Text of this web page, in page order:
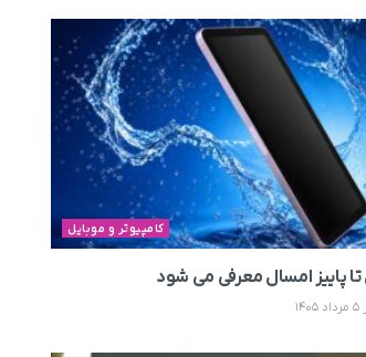
کامپیوتر و موبایل
پاییز امسال معرفی می‌ شود